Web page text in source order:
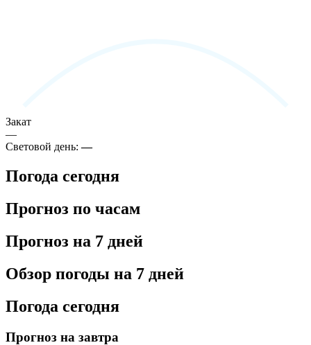
Закат
—
Световой день:—
Погода сегодня
Прогноз по часам
Прогноз на 7 дней
Обзор погоды на 7 дней
Погода сегодня
Прогноз на завтра